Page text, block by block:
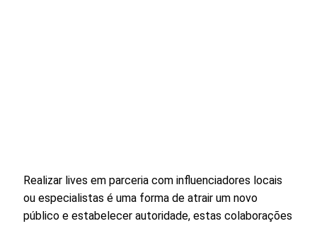
Realizar lives em parceria com influenciadores locais
ou especialistas é uma forma de atrair um novo
público e estabelecer autoridade, estas colaborações